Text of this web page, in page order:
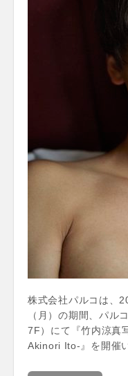
株式会社パルコは、
（月）の期間、パル
7F）にて『竹内涼
Akinori Ito-』を開催